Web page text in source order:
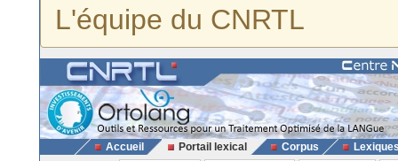
L'équipe du CNRTL
Accueil Portail lexical Corpus